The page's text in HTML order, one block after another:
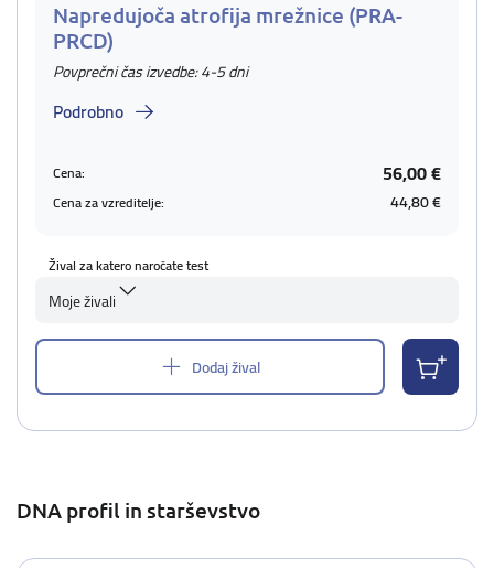
Napredujoča atrofija mrežnice (PRA-
PRCD)
Povprečni čas izvedbe: 4-5 dni
Podrobno
Cena: 56,00 €
Cena za vzreditelje: 44,80 €
Žival za katero naročate test
Moje živali
Dodaj žival
DNA profil in starševstvo